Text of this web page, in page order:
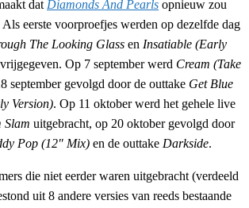
dat Diamonds And Pearls opnieuw zou
eerste voorproefjes werden op dezelfde dag
The Looking Glass en Insatiable (Early
vrijgegeven. Op 7 september werd Cream (Take
september gevolgd door de outtake Get Blue
Version). Op 11 oktober werd het gehele live
Slam uitgebracht, op 20 oktober gevolgd door
Pop (12″ Mix) en de outtake Darkside.
die niet eerder waren uitgebracht (verdeeld
uit 8 andere versies van reeds bestaande